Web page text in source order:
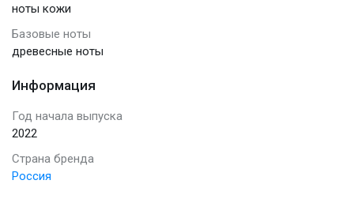
ноты кожи
Базовые ноты
древесные ноты
Информация
Год начала выпуска
2022
Страна бренда
Россия